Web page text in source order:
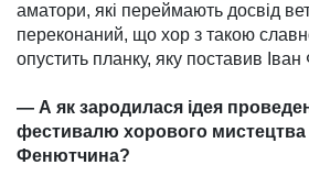
аматори, які перей­мають досвід
переконаний, що хор з такою
опустить планку, яку поставив
— А як зародилася ідея
фестивалю хоро­во­го мистецтва
Фенют­чина?